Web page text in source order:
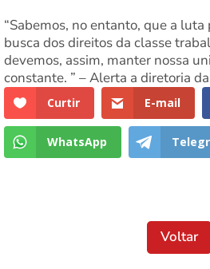
“Sabemos, no entanto, que a
busca dos direitos da classe
devemos, assim, manter nossa
constante. ” – Alerta a diretoria da
Curtir E-mail
WhatsApp
Voltar